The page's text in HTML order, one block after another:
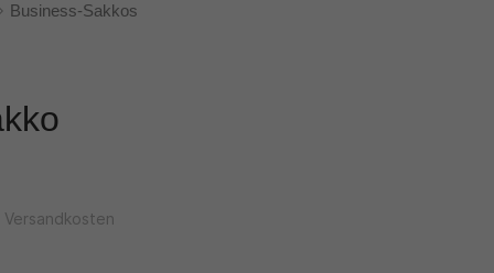
Business-Sakkos